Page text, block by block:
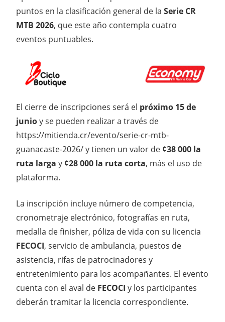
puntos en la clasificación general de la Serie CR
MTB 2026, que este año contempla cuatro
eventos puntuables.
El cierre de inscripciones será el próximo 15 de
junioy se pueden realizar a través de
https://mitienda.cr/evento/serie-cr-mtb-
guanacaste-2026/ y tienen un valor de ¢38 000 la
ruta larga y ¢28 000 la ruta corta, más el uso de
plataforma.
La inscripción incluye número de competencia,
cronometraje electrónico, fotografías en ruta,
medalla de finisher, póliza de vida con su licencia
FECOCI, servicio de ambulancia, puestos de
asistencia, rifas de patrocinadores y
entretenimiento para los acompañantes. El evento
cuenta con el aval de FECOCI y los participantes
deberán tramitar la licencia correspondiente.